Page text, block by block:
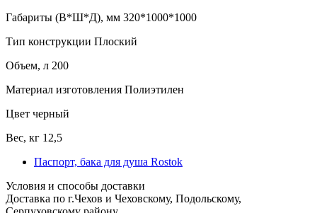
Габариты (В*Ш*Д), мм 320*1000*1000
Тип конструкции Плоский
Объем, л 200
Материал изготовления Полиэтилен
Цвет черный
Вес, кг 12,5
Паспорт, бака для душа Rostok
Условия и способы доставки
Доставка по г.Чехов и Чеховскому, Подольскому,